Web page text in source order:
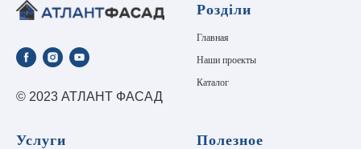
© 2023 АТЛАНТ ФАСАД
Розділи
Главная
Наши проекты
Каталог
Услуги Полезное